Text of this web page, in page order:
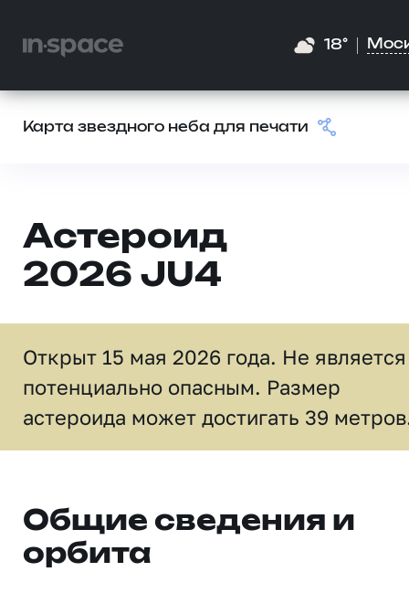
18°
Карта звездного неба для печати
Астероид
2026 JU4
Открыт 15 мая 2026 года. Не является
потенциально опасным. Размер
астероида может достигать 39
Общие сведения и
орбита